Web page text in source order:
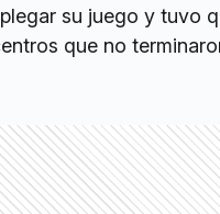
su juego y tuvo
que no